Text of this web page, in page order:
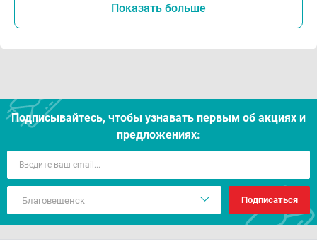
Показать больше
Подписывайтесь, чтобы узнавать первым об акцияx и
предложениях:
Подписаться